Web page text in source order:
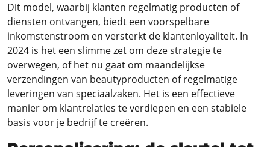
Dit model, waarbij klanten regelmatig producten of
diensten ontvangen, biedt een voorspelbare
inkomstenstroom en versterkt de klantenloyaliteit. In
2024 is het een slimme zet om deze strategie te
overwegen, of het nu gaat om maandelijkse
verzendingen van beautyproducten of regelmatige
leveringen van speciaalzaken. Het is een effectieve
manier om klantrelaties te verdiepen en een stabiele
basis voor je bedrijf te creëren.